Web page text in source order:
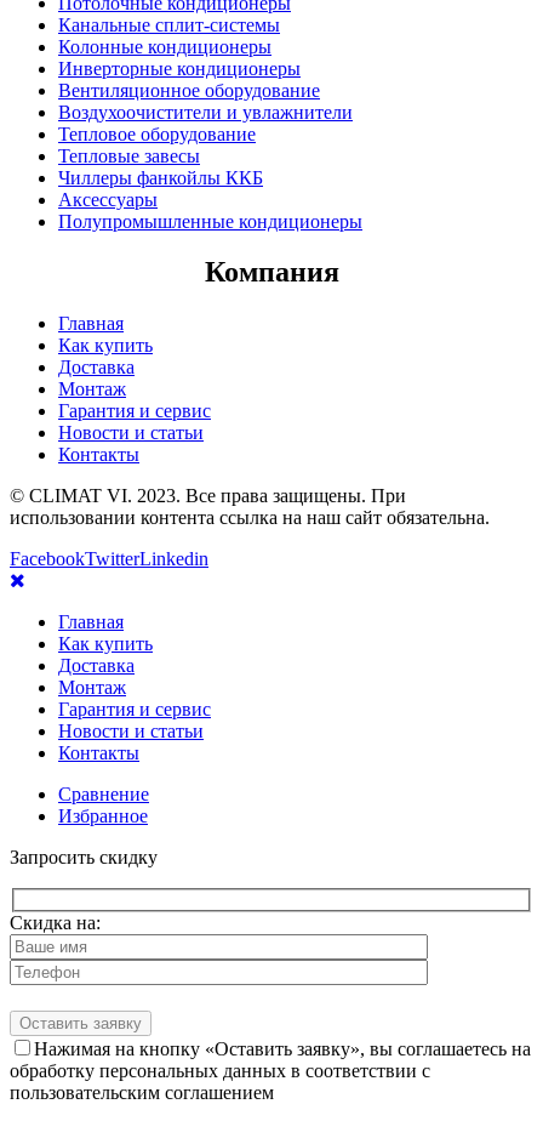
Канальные сплит-системы
Колонные кондиционеры
Инверторные кондиционеры
Вентиляционное оборудование
Воздухоочистители и увлажнители
Тепловое оборудование
Тепловые завесы
Чиллеры фанкойлы ККБ
Аксессуары
Полупромышленные кондиционеры
Компания
Главная
Как купить
Доставка
Монтаж
Гарантия и сервис
Новости и статьи
Контакты
© CLIMAT VI. 2023. Все права защищены. При
использовании контента ссылка на наш сайт обязательна.
FacebookTwitterLinkedin
Главная
Как купить
Доставка
Монтаж
Гарантия и сервис
Новости и статьи
Контакты
Сравнение
Избранное
Запросить скидку
Скидка на:
Нажимая на кнопку «Оставить заявку», вы соглашаетесь на
обработку персональных данных в соответствии с
пользовательским соглашением